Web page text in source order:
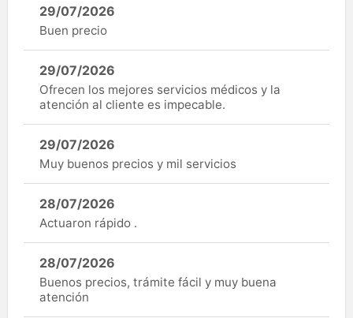
29/07/2026
Buen precio
29/07/2026
Ofrecen los mejores servicios médicos y la
atención al cliente es impecable.
29/07/2026
Muy buenos precios y mil servicios
28/07/2026
Actuaron rápido .
28/07/2026
Buenos precios, trámite fácil y muy buena
atención